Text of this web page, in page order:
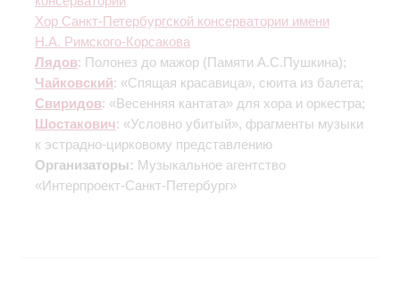
Хор Санкт-Петербургской консерватории имени
Н.А. Римского-Корсакова
Лядов: Полонез до мажор (Памяти А.С.Пушкина);
Чайковский: «Спящая красавица», сюита из балета;
Свиридов: «Весенняя кантата» для хора и оркестра;
Шостакович: «Условно убитый», фрагменты музыки
к эстрадно-цирковому представлению
Организаторы: Музыкальное агентство
«Интерпроект-Санкт-Петербург»